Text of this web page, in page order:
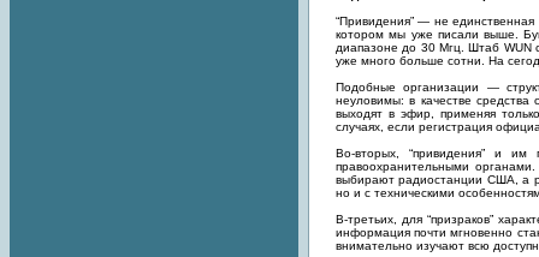
“Привидения” — не единственная
котором мы уже писали выше.
диапазоне до 30 Мгц. Штаб WUN
уже много больше сотни. На
Подобные организации —
неуловимы: в качестве
выходят в эфир, применяя
случаях, если регистрация
Во-вторых, “привидения” и
правоохранительными
выбирают радиостанции США, а
но и с техническими
В-третьих, для “призраков”
информация почти мгновенно
внимательно изучают всю